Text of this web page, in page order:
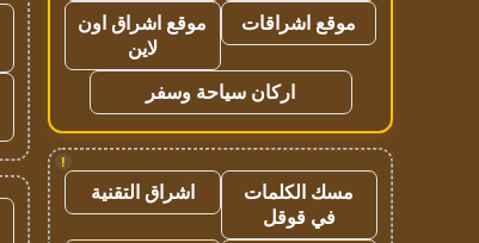
موقع اشراقات
موقع اشراق اون
لاين
اركان سياحة وسفر
!
مسك الكلمات
في قوقل
اشراق التقنية